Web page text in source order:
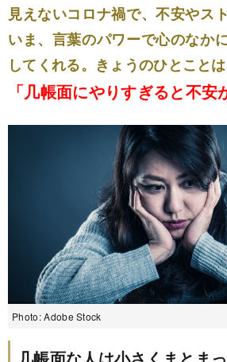
見えないコロナ禍で、不安やス
いま、言葉のパワーで心のなか
してくれる。きょうのひとこと
「几帳面にやりすぎると不安
Photo: Adobe Stock